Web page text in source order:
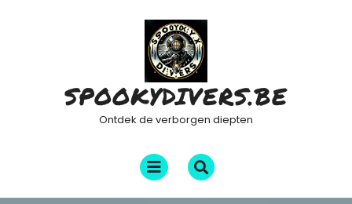
SPOOKYDIVERS.BE
Ontdek de verborgen diepten
Menu
openen